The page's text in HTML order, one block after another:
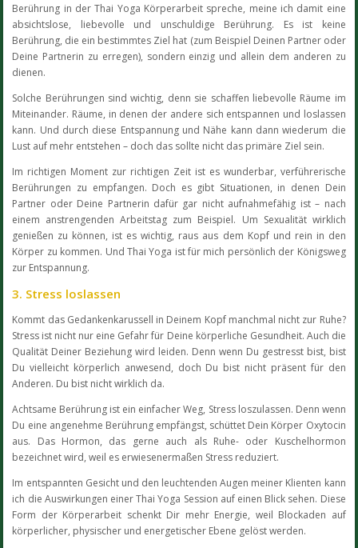
Berührung in der Thai Yoga Körperarbeit spreche, meine ich damit eine
absichtslose, liebevolle und unschuldige Berührung. Es ist keine
Berührung, die ein bestimmtes Ziel hat (zum Beispiel Deinen Partner oder
Deine Partnerin zu erregen), sondern einzig und allein dem anderen zu
dienen.
Solche Berührungen sind wichtig, denn sie schaffen liebevolle Räume im
Miteinander. Räume, in denen der andere sich entspannen und loslassen
kann. Und durch diese Entspannung und Nähe kann dann wiederum die
Lust auf mehr entstehen – doch das sollte nicht das primäre Ziel sein.
Im richtigen Moment zur richtigen Zeit ist es wunderbar, verführerische
Berührungen zu empfangen. Doch es gibt Situationen, in denen Dein
Partner oder Deine Partnerin dafür gar nicht aufnahmefähig ist – nach
einem anstrengenden Arbeitstag zum Beispiel. Um Sexualität wirklich
genießen zu können, ist es wichtig, raus aus dem Kopf und rein in den
Körper zu kommen. Und Thai Yoga ist für mich persönlich der Königsweg
zur Entspannung.
3. Stress loslassen
Kommt das Gedankenkarussell in Deinem Kopf manchmal nicht zur Ruhe?
Stress ist nicht nur eine Gefahr für Deine körperliche Gesundheit. Auch die
Qualität Deiner Beziehung wird leiden. Denn wenn Du gestresst bist, bist
Du vielleicht körperlich anwesend, doch Du bist nicht präsent für den
Anderen. Du bist nicht wirklich da.
Achtsame Berührung ist ein einfacher Weg, Stress loszulassen. Denn wenn
Du eine angenehme Berührung empfängst, schüttet Dein Körper Oxytocin
aus. Das Hormon, das gerne auch als Ruhe- oder Kuschelhormon
bezeichnet wird, weil es erwiesenermaßen Stress reduziert.
Im entspannten Gesicht und den leuchtenden Augen meiner Klienten kann
ich die Auswirkungen einer Thai Yoga Session auf einen Blick sehen. Diese
Form der Körperarbeit schenkt Dir mehr Energie, weil Blockaden auf
körperlicher, physischer und energetischer Ebene gelöst werden.